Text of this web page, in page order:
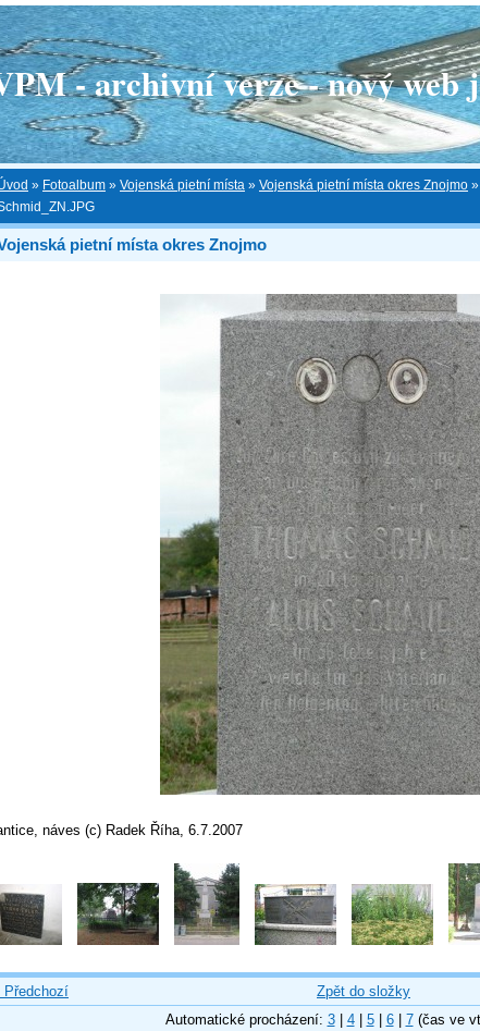
- archivní verze - nový web
» Fotoalbum » Vojenská pietní místa » Vojenská pietní místa okres Znojmo »
pietní místa okres Znojmo
náves (c) Radek Říha, 6.7.2007
Zpět do složky
Automatické procházení: 3| 4| 5| 6| 7(čas ve